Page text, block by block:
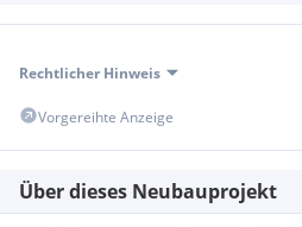
Rechtlicher Hinweis
Vorgereihte Anzeige
Über dieses Neubauprojekt